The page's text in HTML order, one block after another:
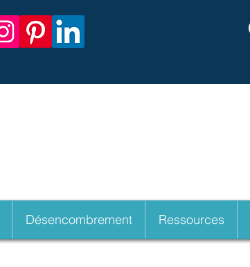
Désencombrement Ressources